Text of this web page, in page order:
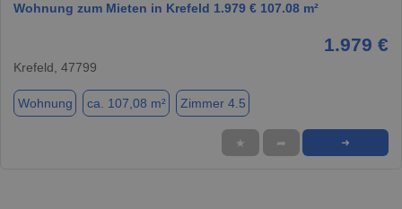
Wohnung zum Mieten in Krefeld 1.979 € 107.08 m²
1.979 €
Krefeld, 47799
Wohnung ca. 107,08 m² Zimmer 4.5
★ ➦ ➜